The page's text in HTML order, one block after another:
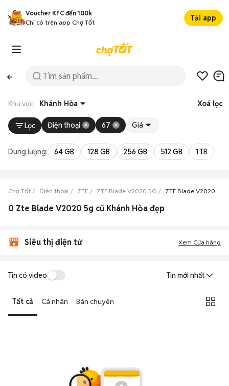
Voucher KFC đến 100k
Chỉ có trên app Chợ Tốt
Tải app
Khu vực: Khánh Hòa Xoá lọc
Lọc Điện thoại 67 Giá
Dung lượng: 64 GB 128 GB 256 GB 512 GB 1 TB
Chợ Tốt Điện thoại ZTE ZTE Blade V2020 5G ZTE Blade V2020 5G
0 Zte Blade V2020 5g cũ Khánh Hòa đẹp
Siêu thị điện tử Xem Cửa hàng
Tin có video Tin mới nhất
Tất cả Cá nhân Bán chuyên